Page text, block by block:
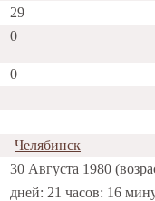
29
0
0
Челябинск
30 Августа 1980
дней: 21 часов: 16